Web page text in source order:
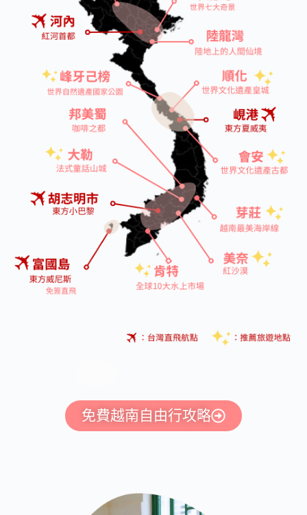
免費越南自由行攻略